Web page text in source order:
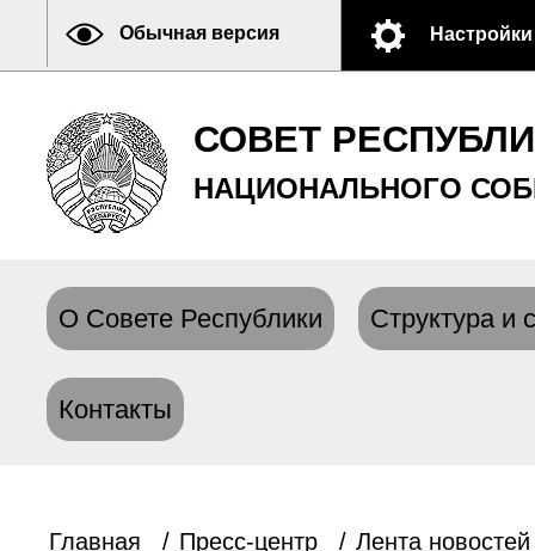
Обычная версия Настройки
СОВЕТ
НАЦИОНАЛЬНОГО
О Совете Республики Структура и
Контакты
Главная / Пресс-центр / Лента новостей